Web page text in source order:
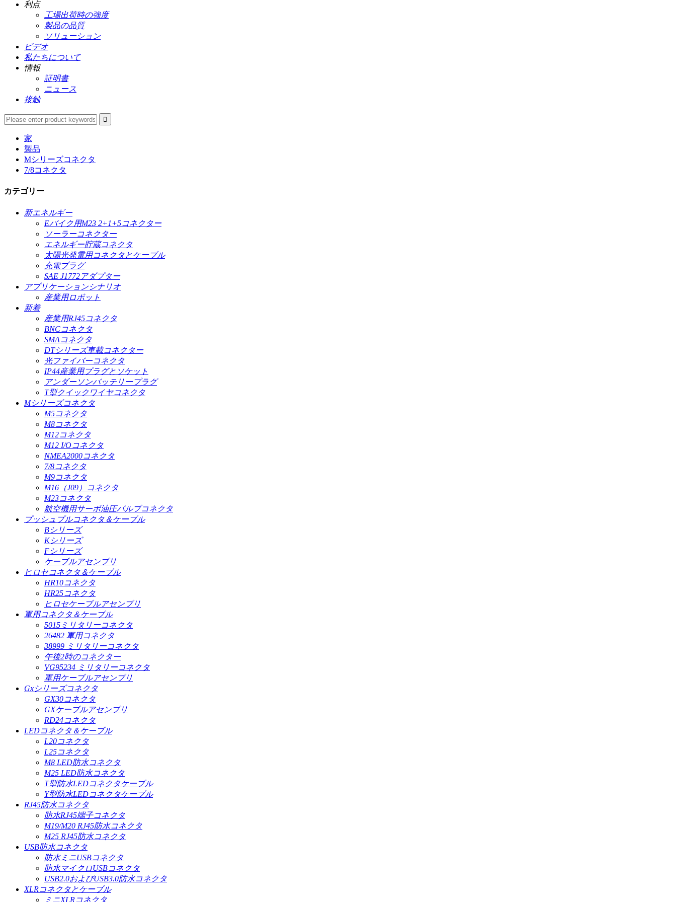
利点
工場出荷時の強度
製品の品質
ソリューション
ビデオ
私たちについて
情報
証明書
ニュース
接触
家
製品
Mシリーズコネクタ
7/8コネクタ
カテゴリー
新エネルギー
Eバイク用M23 2+1+5コネクター
ソーラーコネクター
エネルギー貯蔵コネクタ
太陽光発電用コネクタとケーブル
充電プラグ
SAE J1772アダプター
アプリケーションシナリオ
産業用ロボット
新着
産業用RJ45コネクタ
BNCコネクタ
SMAコネクタ
DTシリーズ車載コネクター
光ファイバーコネクタ
IP44産業用プラグとソケット
アンダーソンバッテリープラグ
T型クイックワイヤコネクタ
Mシリーズコネクタ
M5コネクタ
M8コネクタ
M12コネクタ
M12 I/Oコネクタ
NMEA2000コネクタ
7/8コネクタ
M9コネクタ
M16（J09）コネクタ
M23コネクタ
航空機用サーボ油圧バルブコネクタ
プッシュプルコネクタ＆ケーブル
Bシリーズ
Kシリーズ
Fシリーズ
ケーブルアセンブリ
ヒロセコネクタ＆ケーブル
HR10コネクタ
HR25コネクタ
ヒロセケーブルアセンブリ
軍用コネクタ＆ケーブル
5015ミリタリーコネクタ
26482 軍用コネクタ
38999 ミリタリーコネクタ
午後2時のコネクター
VG95234 ミリタリーコネクタ
軍用ケーブルアセンブリ
Gxシリーズコネクタ
GX30コネクタ
GXケーブルアセンブリ
RD24コネクタ
LEDコネクタ＆ケーブル
L20コネクタ
L25コネクタ
M8 LED防水コネクタ
M25 LED防水コネクタ
T型防水LEDコネクタケーブル
Y型防水LEDコネクタケーブル
RJ45防水コネクタ
防水RJ45端子コネクタ
M19/M20 RJ45防水コネクタ
M25 RJ45防水コネクタ
USB防水コネクタ
防水ミニUSBコネクタ
防水マイクロUSBコネクタ
USB2.0およびUSB3.0防水コネクタ
XLRコネクタとケーブル
ミニXLRコネクタ